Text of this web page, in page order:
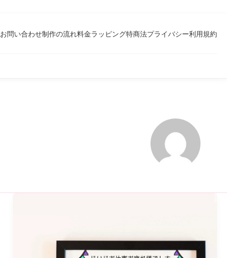
お問い合わせ制作の流れ料金ラッピング特商法プライバシー利用規約